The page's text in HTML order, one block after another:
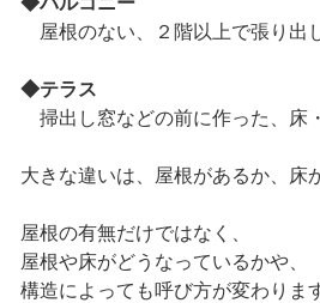
屋根のない、２階以上で張り出
◆テラス
掃出し窓などの前に作った、床
大きな違いは、屋根があるか、床
屋根の有無だけではなく、
屋根や床がどうなっているかや、
構造によっても呼び方が変わりま